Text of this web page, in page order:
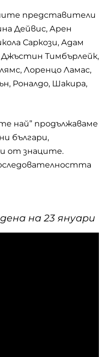
представители
Дейвис, Арен
Саркози, Адам
Тимбърлейк,
Лоренцо Ламас,
Роналдо, Шакира,
най” продължаваме
българи,
от знаците.
на 23 януари